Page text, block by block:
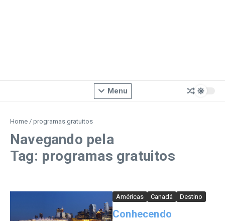
Menu
Home / programas gratuitos
Navegando pela
Tag: programas gratuitos
Américas Canadá Destino
Conhecendo